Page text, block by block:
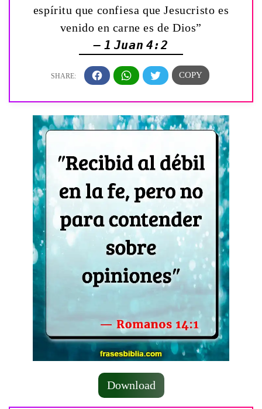
espíritu que confiesa que Jesucristo es
venido en carne es de Dios”
— 1 Juan 4:2
Download